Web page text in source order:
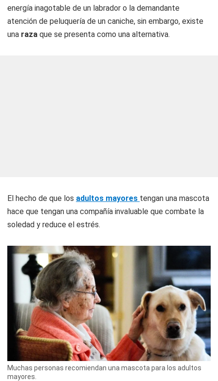
energía inagotable de un labrador o la demandante
atención de peluquería de un caniche, sin embargo, existe
una raza que se presenta como una alternativa.
El hecho de que los adultos mayores tengan una mascota
hace que tengan una compañía invaluable que combate la
soledad y reduce el estrés.
Muchas personas recomiendan una mascota para los adultos
mayores.